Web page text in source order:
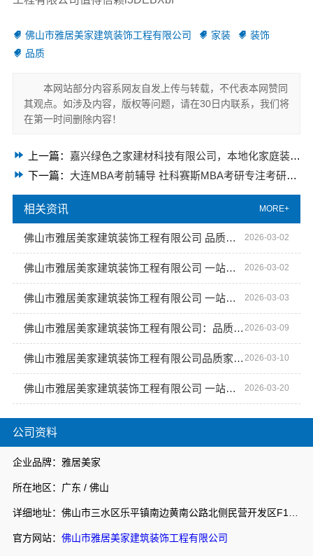
公司资料
企业品牌：雅居美家
所在地区：广东 / 佛山
官方网站： 佛山市雅居美家建筑装饰工程有限公司
佛山市雅居美家建筑装饰工程有限公司 家装
装饰
品质
本网站部分内容系网友自发上传与转载，不代表本网赞同
其观点。如涉及内容，版权等问题，请在30日内联系，我们将
在第一时间删除内容！
上一篇： 嘉兴绿色之家建材科技有限公司，本地化家庭装修机构翻新首选
下一篇： 大连MBA考前辅导 社科赛斯MBA考研专注考研教育
相关资讯 MORE+
佛山市雅居美家建筑装饰工程有限公司 品质家装从这里开始 2026-03-02
佛山市雅居美家建筑装饰工程有限公司 一站式家装解决方案 2026-03-02
佛山市雅居美家建筑装饰工程有限公司 一站式家装定制专家 2026-03-03
佛山市雅居美家建筑装饰工程有限公司：品质家装从细节开始 2026-03-09
佛山市雅居美家建筑装饰工程有限公司品质家装值得信赖 2026-03-10
佛山市雅居美家建筑装饰工程有限公司 一站式家装解决方案 2026-03-20